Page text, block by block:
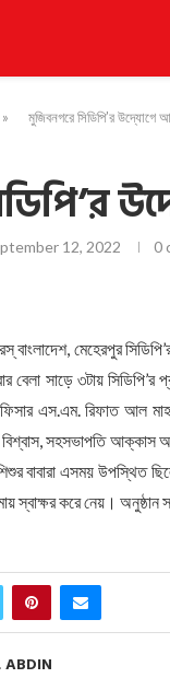
» মুজিবনগরে সিডিপি’র উদ্যোগে
12, 2022 0
মেহেরপুর
সাড়ে ৩টায় সিডিপি’র
এস.এম. রিফাত আল
সহসভাপতি আক্কাস
বাবারা এসময় উপস্থিত
স্বাক্ষর করে নেয়। অনুষ্ঠান
ABDIN